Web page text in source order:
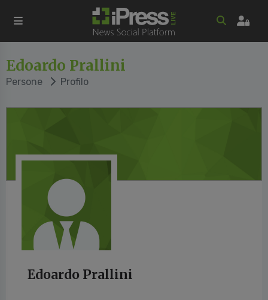
Edoardo Prallini
Persone Profilo
Edoardo Prallini